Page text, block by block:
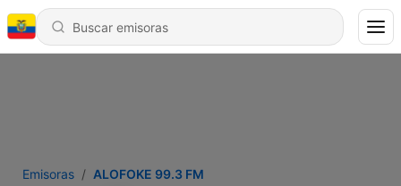
Emisoras ALOFOKE 99.3 FM